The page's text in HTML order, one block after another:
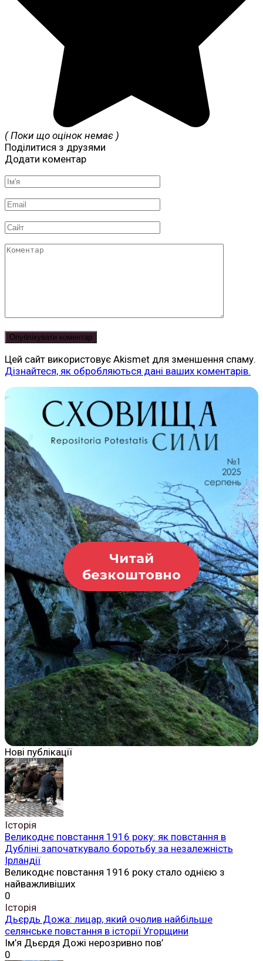
( Поки що оцінок немає )
Поділитися з друзями
Додати коментар
Ім'я
Email
Сайт
Коментар
Цей сайт використовує Akismet для зменшення спаму.
Дізнайтеся, як обробляються дані ваших коментарів.
Читай
безкоштовно
Нові публікації
Історія
Великоднє повстання 1916 року: як повстання в
Дубліні започаткувало боротьбу за незалежність
Ірландії
Великоднє повстання 1916 року стало однією з
найважливіших
0
Історія
Дьєрдь Дожа: лицар, який очолив найбільше
селянське повстання в історії Угорщини
Ім’я Дьєрдя Дожі нерозривно пов’
0